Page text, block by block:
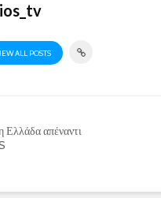
ALL POSTS
Ελλάδα απέναντι